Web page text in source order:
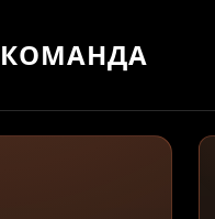
КОМАНДА